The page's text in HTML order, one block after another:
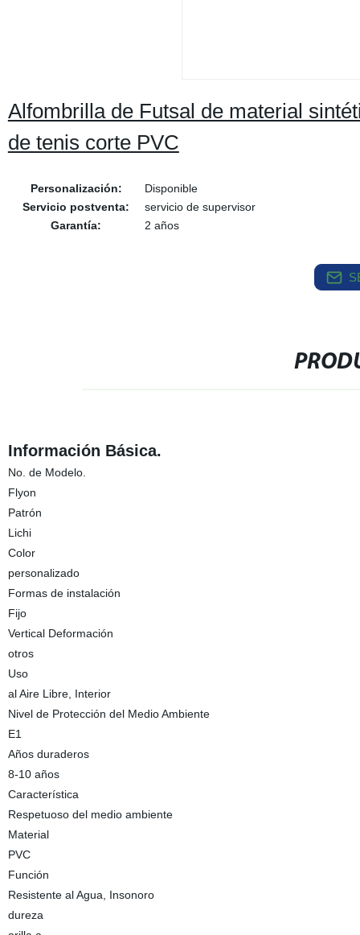
Alfombrilla de Futsal de material
de tenis corte PVC
Personalización:
Disponible
Servicio postventa:
servicio de supervisor
Garantía:
2 años
Información Básica.
No. de Modelo.
Flyon
Patrón
Lichi
Color
personalizado
Formas de instalación
Fijo
Vertical Deformación
otros
Uso
al Aire Libre, Interior
Nivel de Protección del Medio Ambiente
E1
Años duraderos
8-10 años
Característica
Respetuoso del medio ambiente
Material
PVC
Función
Resistente al Agua, Insonoro
dureza